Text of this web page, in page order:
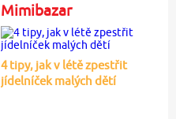
Mimibazar
4 tipy, jak v létě zpestřit
jídelníček malých dětí